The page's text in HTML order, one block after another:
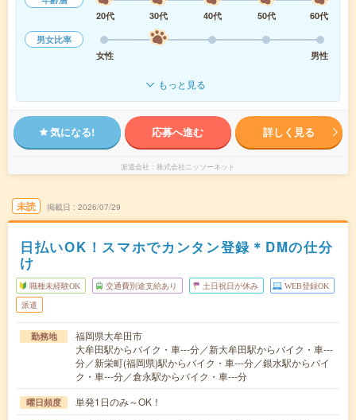
20代
30代 40代 50代
60代
男女比率
女性
男性
もっと見る
気になる! 応募へ進む 詳しく見る
派遣会社 株式会社ニッソーネット
未読 掲載日 2026/07/29
日払いOK！スマホでカンタン登録＊DMの仕分
け
職種未経験OK 交通費別途支給あり 土日祝日が休み WEB登録OK
派遣
勤務地
福岡県大牟田市
大牟田駅からバイク・車---分／新大牟田駅からバイク・車---
分／新栄町(福岡県)駅からバイク・車---分／銀水駅からバイ
ク・車---分／倉永駅からバイク・車---分
曜日頻度 単発1日のみ～OK！